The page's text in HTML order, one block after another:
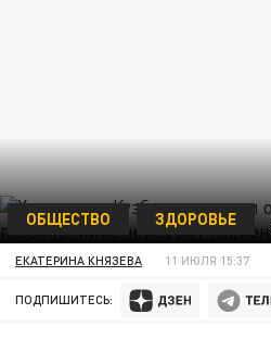
ОБЩЕСТВО ЗДОРОВЬЕ
ЕКАТЕРИНА КНЯЗЕВА 11 ИЮЛЯ 15:37
ПОДПИШИТЕСЬ: